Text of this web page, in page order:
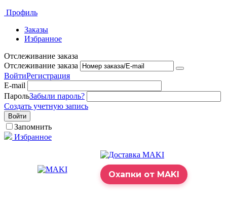
Профиль
Заказы
Избранное
Отслеживание заказа
Отслеживание заказа
ВойтиРегистрация
E-mail
ПарольЗабыли пароль?
Создать учетную запись
Войти
Запомнить
Избранное
Охапки от MAKI